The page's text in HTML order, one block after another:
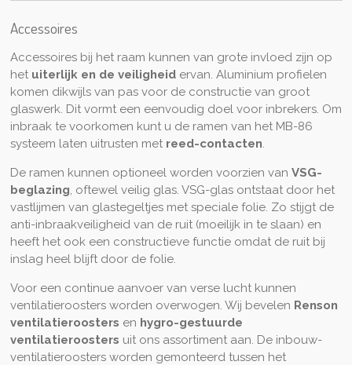
Accessoires
Accessoires bij het raam kunnen van grote invloed zijn op
het uiterlijk en de veiligheid ervan. Aluminium profielen
komen dikwijls van pas voor de constructie van groot
glaswerk. Dit vormt een eenvoudig doel voor inbrekers. Om
inbraak te voorkomen kunt u de ramen van het MB-86
systeem laten uitrusten met reed-contacten.
De ramen kunnen optioneel worden voorzien van VSG-
beglazing, oftewel veilig glas. VSG-glas ontstaat door het
vastlijmen van glastegeltjes met speciale folie. Zo stijgt de
anti-inbraakveiligheid van de ruit (moeilijk in te slaan) en
heeft het ook een constructieve functie omdat de ruit bij
inslag heel blijft door de folie.
Voor een continue aanvoer van verse lucht kunnen
ventilatieroosters worden overwogen. Wij bevelen Renson
ventilatieroosters en hygro-gestuurde
ventilatieroosters uit ons assortiment aan. De inbouw-
ventilatieroosters worden gemonteerd tussen het